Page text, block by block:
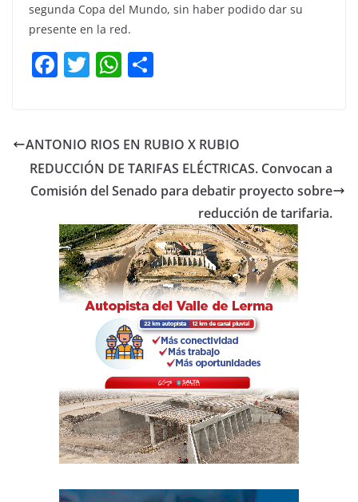
segunda Copa del Mundo, sin haber podido dar su
presente en la red.
F
e
b
o
o
k
T
er
W
s
A
p
p
p
ar
tir
ANTONIO RIOS EN RUBIO X RUBIO
REDUCCIÓN DE TARIFAS ELÉCTRICAS. Convocan a
Comisión del Senado para debatir proyecto sobre
reducción de tarifaria.